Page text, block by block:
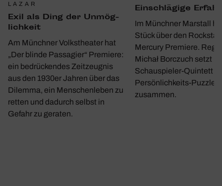
LAZAR
Exil als Ding der Unmög­
lich­keit
Am Münchner Volkstheater hat
„Der blinde Passagier“ Premiere:
ein bedrückendes Zeitzeugnis
aus den 1930er Jahren über das
Dilemma, ein Menschenleben zu
retten und dadurch selbst in
Gefahr zu geraten.
Einschlä­gige
Im Münchner Marstall
Stück über den Rockstar
Mercury Premiere.
Michał Borczuch setzt
Schauspieler-Quintett
Persönlichkeits-Puzzle
zusammen.